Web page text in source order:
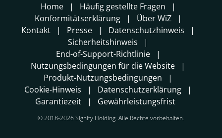
Home
Häufig gestellte Fragen
Konformitätserklärung
Über WiZ
Kontakt
Presse
Datenschutzhinweis
Sicherheitshinweis
End-of-Support-Richtlinie
Nutzungsbedingungen für die Website
Produkt-Nutzungsbedingungen
Cookie-Hinweis
Datenschutzerklärung
Garantiezeit
Gewährleistungsfrist
© 2018-2026 Signify Holding. Alle Rechte vorbehalten.